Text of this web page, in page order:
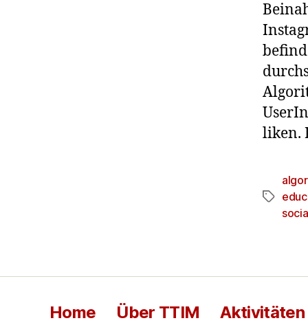
liken.
Home Über TTIM Aktivitäten